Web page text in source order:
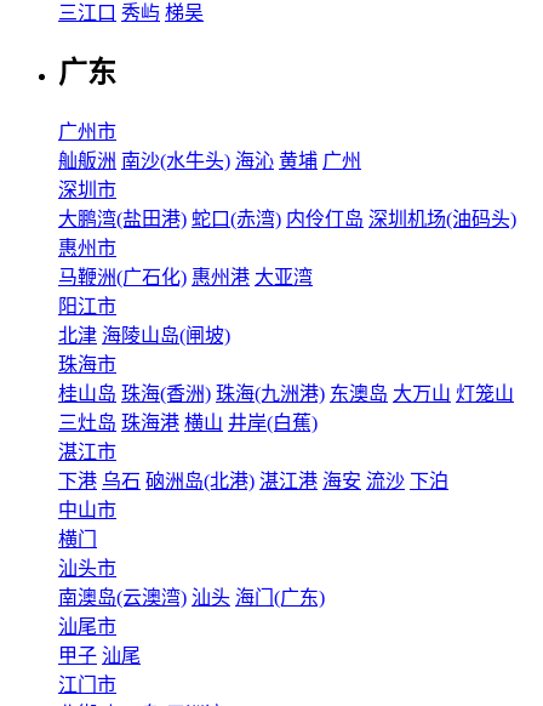
三江口 秀屿 梯吴
广东
广州市
舢舨洲 南沙(水牛头) 海沁 黄埔 广州
深圳市
大鹏湾(盐田港) 蛇口(赤湾) 内伶仃岛 深圳机场(油码头)
惠州市
马鞭洲(广石化) 惠州港 大亚湾
阳江市
北津 海陵山岛(闸坡)
珠海市
桂山岛 珠海(香洲) 珠海(九洲港) 东澳岛 大万山 灯笼山
三灶岛 珠海港 横山 井岸(白蕉)
湛江市
下港 乌石 硇洲岛(北港) 湛江港 海安 流沙 下泊
中山市
横门
汕头市
南澳岛(云澳湾) 汕头 海门(广东)
汕尾市
甲子 汕尾
江门市